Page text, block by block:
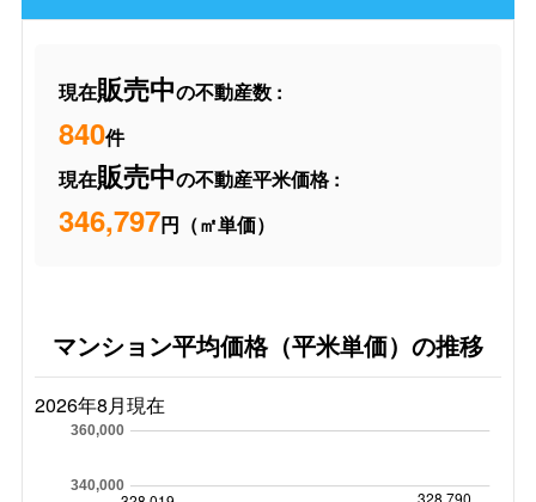
現在販売中の不動産数 :
840件
現在販売中の不動産平米価格 :
346,797円（㎡単価）
マンション平均価格（平米単価）の推移
2026年8月現在
340,000
360,000